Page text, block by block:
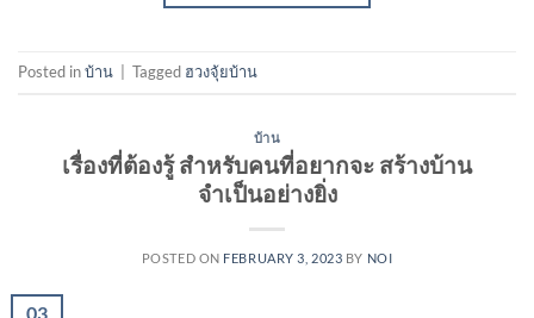
Posted inบ้าน Tagged ฮวงจุ้ยบ้าน
บ้าน
เรื่องที่ต้องรู้ สำหรับคนที่อยากจะ สร้างบ้าน
จำเป็นอย่างยิ่ง
POSTED ON FEBRUARY 3, 2023 BY NOI
03